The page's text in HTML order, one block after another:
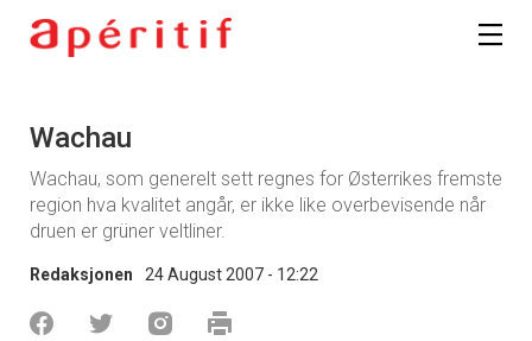
Wachau
Wachau, som generelt sett regnes for Østerrikes fremste
region hva kvalitet angår, er ikke like overbevisende når
druen er grüner veltliner.
Redaksjonen 24 August 2007 - 12:22